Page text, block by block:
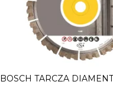
BOSCH TARCZA